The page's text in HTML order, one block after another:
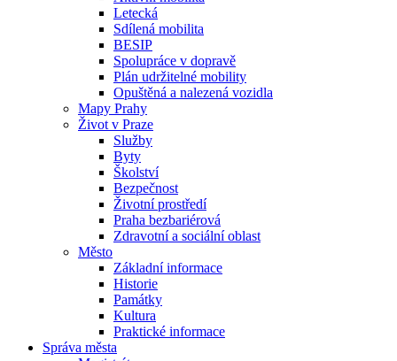
Letecká
Sdílená mobilita
BESIP
Spolupráce v dopravě
Plán udržitelné mobility
Opuštěná a nalezená vozidla
Mapy Prahy
Život v Praze
Služby
Byty
Školství
Bezpečnost
Životní prostředí
Praha bezbariérová
Zdravotní a sociální oblast
Město
Základní informace
Historie
Památky
Kultura
Praktické informace
Správa města